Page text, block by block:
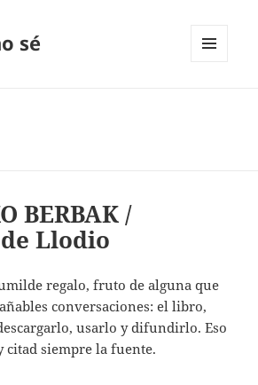
sé
BERBAK /
Llodio
regalo, fruto de alguna que
conversaciones: el libro,
usarlo y difundirlo. Eso
citad siempre la fuente.